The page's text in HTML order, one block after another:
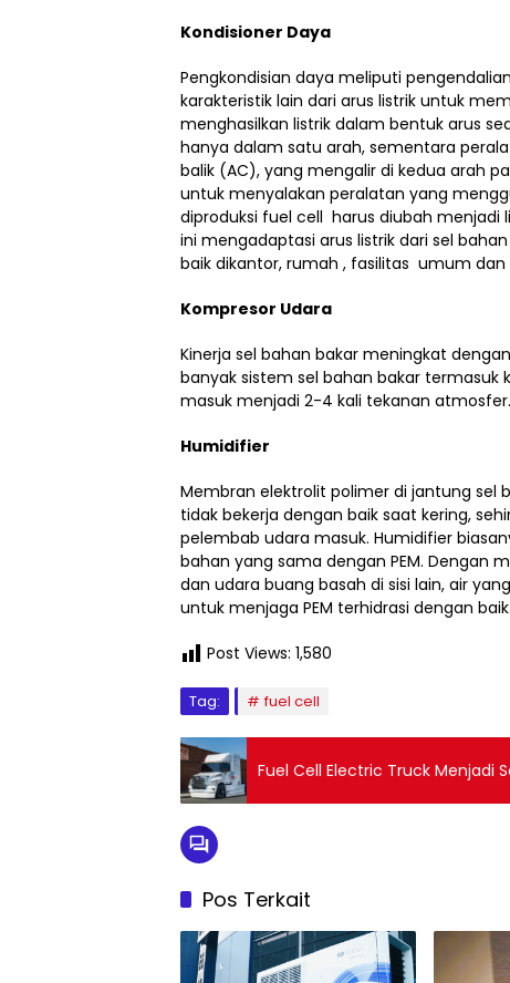
Kondisioner Daya
Pengkondisian daya meliputi
karakteristik lain dari arus listrik untuk
menghasilkan listrik dalam bentuk arus
hanya dalam satu arah, sementara
balik (AC), yang mengalir di kedua arah
untuk menyalakan peralatan yang
diproduksi fuel cell harus diubah menjadi
ini mengadaptasi arus listrik dari sel
baik dikantor, rumah , fasilitas umum dan
Kompresor Udara
Kinerja sel bahan bakar meningkat
banyak sistem sel bahan bakar termasuk
masuk menjadi 2-4 kali tekanan atmosfer.
Humidifier
Membran elektrolit polimer di jantung sel
tidak bekerja dengan baik saat kering,
pelembab udara masuk. Humidifier
bahan yang sama dengan PEM. Dengan
dan udara buang basah di sisi lain, air
untuk menjaga PEM terhidrasi dengan baik.
Post Views: 1,580
Tag: fuel cell
Pos Terkait